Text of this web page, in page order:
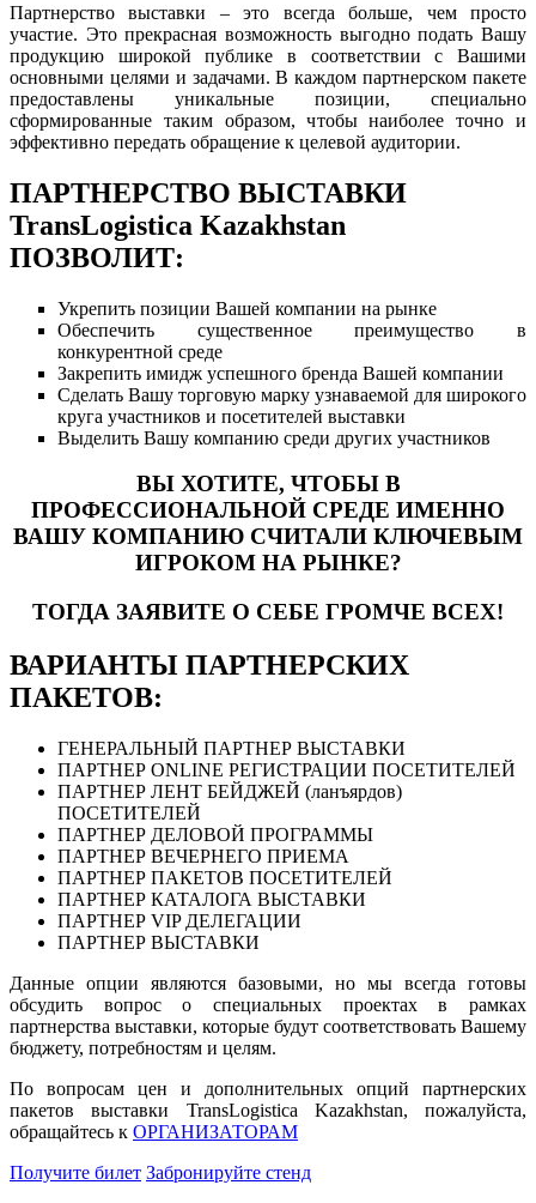
Партнерство выставки – это всегда больше, чем просто
участие. Это прекрасная возможность выгодно подать Вашу
продукцию широкой публике в соответствии с Вашими
основными целями и задачами. В каждом партнерском пакете
предоставлены уникальные позиции, специально
сформированные таким образом, чтобы наиболее точно и
эффективно передать обращение к целевой аудитории.
ПАРТНЕРСТВО ВЫСТАВКИ
TransLogistica Kazakhstan
ПОЗВОЛИТ:
Укрепить позиции Вашей компании на рынке
Обеспечить существенное преимущество в
конкурентной среде
Закрепить имидж успешного бренда Вашей компании
Сделать Вашу торговую марку узнаваемой для широкого
круга участников и посетителей выставки
Выделить Вашу компанию среди других участников
ВЫ ХОТИТЕ, ЧТОБЫ В
ПРОФЕССИОНАЛЬНОЙ СРЕДЕ ИМЕННО
ВАШУ КОМПАНИЮ СЧИТАЛИ КЛЮЧЕВЫМ
ИГРОКОМ НА РЫНКЕ?
ТОГДА ЗАЯВИТЕ О СЕБЕ ГРОМЧЕ ВСЕХ!
ВАРИАНТЫ ПАРТНЕРСКИХ
ПАКЕТОВ:
ГЕНЕРАЛЬНЫЙ ПАРТНЕР ВЫСТАВКИ
ПАРТНЕР ONLINE РЕГИСТРАЦИИ ПОСЕТИТЕЛЕЙ
ПАРТНЕР ЛЕНТ БЕЙДЖЕЙ (ланъярдов)
ПОСЕТИТЕЛЕЙ
ПАРТНЕР ДЕЛОВОЙ ПРОГРАММЫ
ПАРТНЕР ВЕЧЕРНЕГО ПРИЕМА
ПАРТНЕР ПАКЕТОВ ПОСЕТИТЕЛЕЙ
ПАРТНЕР КАТАЛОГА ВЫСТАВКИ
ПАРТНЕР VIP ДЕЛЕГАЦИИ
ПАРТНЕР ВЫСТАВКИ
Данные опции являются базовыми, но мы всегда готовы
обсудить вопрос о специальных проектах в рамках
партнерства выставки, которые будут соответствовать Вашему
бюджету, потребностям и целям.
По вопросам цен и дополнительных опций партнерских
пакетов выставки TransLogistica Kazakhstan, пожалуйста,
обращайтесь к ОРГАНИЗАТОРАМ
Получите билет Забронируйте стенд